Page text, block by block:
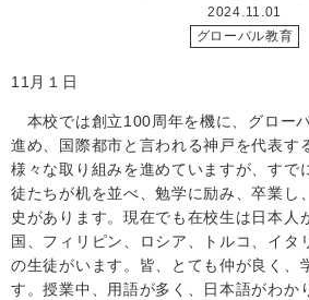
2024.11.01
グローバル教育
11月１日
本校では創立100周年を機に、グロー
進め、国際都市と言われる神戸を代表す
様々な取り組みを進めていますが、すで
徒たちが机を並べ、勉学に励み、卒業し
史があります。現在でも在校生は日本人
国、フィリピン、ロシア、トルコ、イタ
の生徒がいます。皆、とても仲が良く、
す。授業中、用語が多く、日本語がわか